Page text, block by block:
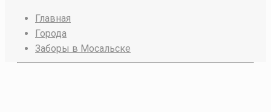
Главная
Города
Заборы в Мосальске